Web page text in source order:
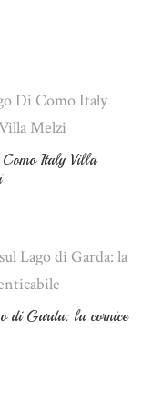
Italy Villa
di Garda: la cornice